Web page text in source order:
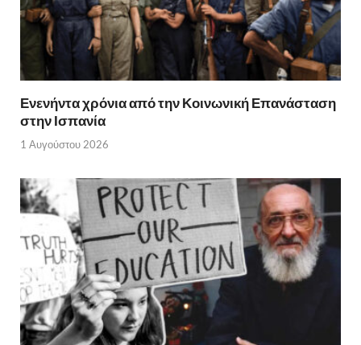
Ενενήντα χρόνια από την Κοινωνική Επανάσταση
στην Ισπανία
1 Αυγούστου 2026